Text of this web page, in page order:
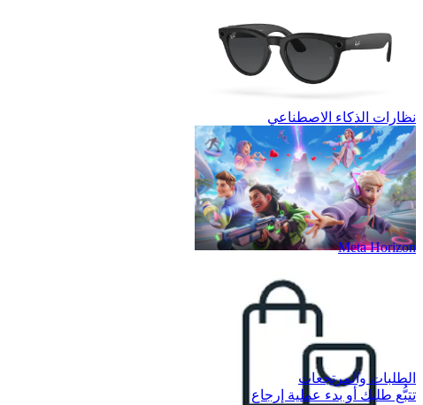
نظارات الذكاء الاصطناعي
Meta Horizon
الطلبات والمرتجعات
تتبُّع طلبك أو بدء عملية إرجاع